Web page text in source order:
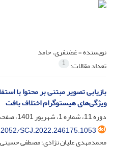
نویسنده =غضنفری، حامد
تعداد مقالات: 1
بازیابی تصویر مبتنی بر محتوا با
ویژگی‌های هیستوگرام اختلاف بافت
دوره 11، شماره 1، شهریور 1401، صفحه
SCJ.2022.246175.1053
محمدمهدی علیان نژادی؛ مصطفی